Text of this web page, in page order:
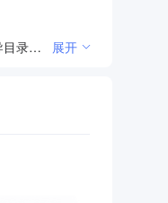
工业研发设施及配套设施、物流仓储设施及配套设施的开发、管理、租赁；企业管理咨询；工程管理及咨询服务；物业管理。（《外商投资产业指导目录（2018年修订）》中限制类和禁止类，以及鼓励类中有股权要求、高管要求的项目和产品不得生产经营）（依法须经批准的项目，经相关部门批准后方可开展经营活动） 展开